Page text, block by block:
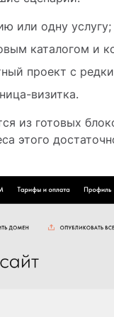
или одну услугу;
каталогом и
проект с
визитка.
из готовых
этого